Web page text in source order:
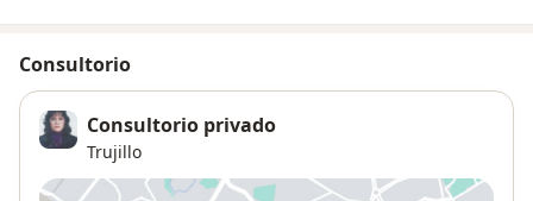
Consultorio
Consultorio privado
Trujillo